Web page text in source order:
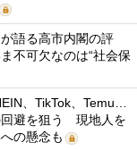
語る高市内閣の評
不可欠なのは“社会保
、TikTok、Temu…
回避を狙う 現地人を
の懸念も